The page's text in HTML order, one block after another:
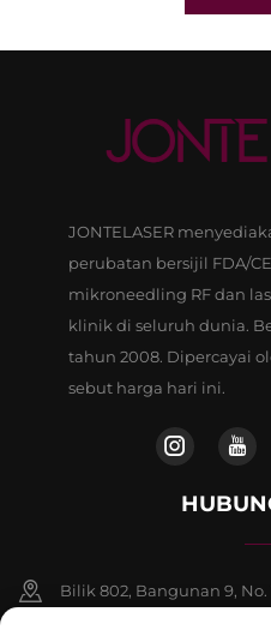
JONTELASER
perubatan bersijil FDA/
mikroneedling RF dan
klinik di seluruh dunia.
tahun 2008. Dipercayai
sebut harga hari ini.
Bilik 802, Bangunan 9,